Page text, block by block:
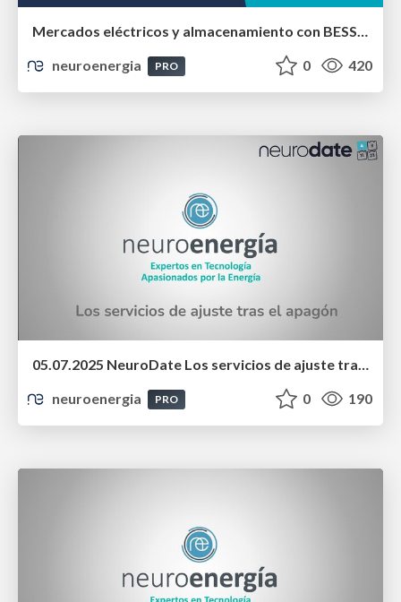
Mercados eléctricos y almacenamiento con BESS en España
neuroenergia
PRO 0 420
05.07.2025 NeuroDate Los servicios de ajuste tras el apagón
neuroenergia
PRO 0 190